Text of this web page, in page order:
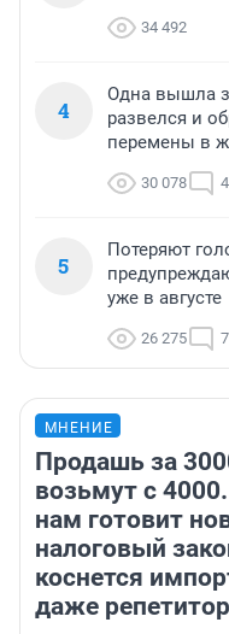
34 492
4
Одна вышла
развелся и
перемены в
30 078
5
Потеряют
уже в августе
26 275 7
МНЕНИЕ
Продашь за
возьмут с
нам готовит
налоговый
коснется
даже